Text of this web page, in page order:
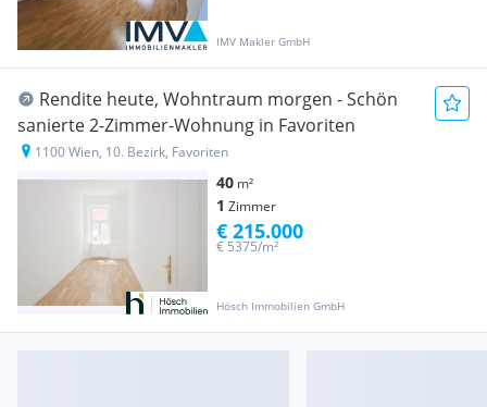
IMV Makler GmbH
Rendite heute, Wohntraum morgen - Schön
sanierte 2-Zimmer-Wohnung in Favoriten
1100 Wien, 10. Bezirk, Favoriten
40 m²
1 Zimmer
Hösch Immobilien GmbH
€ 5375/m²
€ 215.000